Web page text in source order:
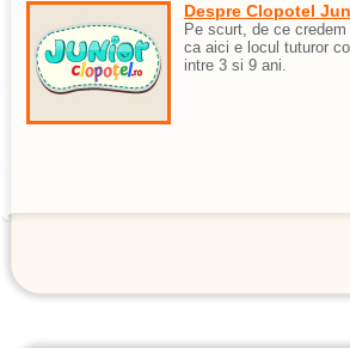
Despre Clopotel
Pe scurt, de ce credem
ca aici e locul tuturor
intre 3 si 9 ani.